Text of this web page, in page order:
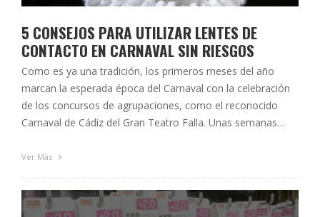
5 CONSEJOS PARA UTILIZAR LENTES DE
CONTACTO EN CARNAVAL SIN RIESGOS
Como es ya una tradición, los primeros meses del año
marcan la esperada época del Carnaval con la celebración
de los concursos de agrupaciones, como el reconocido
Carnaval de Cádiz del Gran Teatro Falla. Unas semanas
mediados de febrero, a miles de fiestas y cabalgatas …
Ver Más